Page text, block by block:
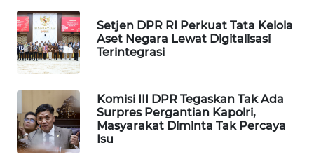
Setjen DPR RI Perkuat Tata Kelola
Aset Negara Lewat Digitalisasi
Terintegrasi
Komisi III DPR Tegaskan Tak Ada
Surpres Pergantian Kapolri,
Masyarakat Diminta Tak Percaya
Isu
WAHANA
SPORT
WAHANA
UMKM
WAHANA
SELEB